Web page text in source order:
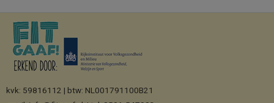
kvk: 59816112 | btw: NL001791100B21